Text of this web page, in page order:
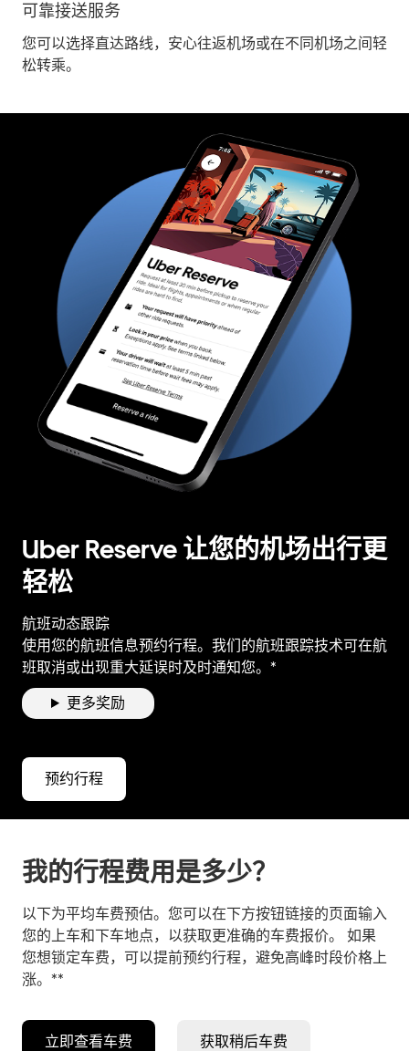
可靠接送服务
您可以选择直达路线，安心往返机场或在不同机场之间轻
松转乘。
Uber Reserve 让您的机场出行更
轻松
航班动态跟踪
使用您的航班信息预约行程。我们的航班跟踪技术可在航
班取消或出现重大延误时及时通知您。*
更多奖励
预约行程
我的行程费用是多少？
以下为平均车费预估。您可以在下方按钮链接的页面输入
您的上车和下车地点，以获取更准确的车费报价。 如果
您想锁定车费，可以提前预约行程，避免高峰时段价格上
涨。**
立即查看车费 获取稍后车费